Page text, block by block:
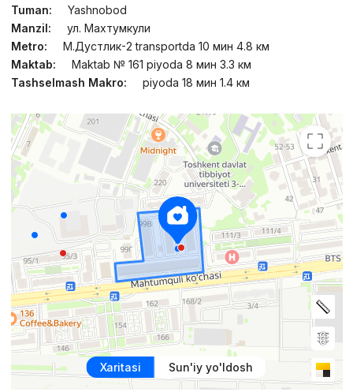
Tuman:
Yashnobod
Manzil:
ул. Махтумкули
Metro:
М.Дустлик-2 transportda 10 мин 4.8 км
Maktab:
Maktab № 161 piyoda 8 мин 3.3 км
Tashselmash Makro:
piyoda 18 мин 1.4 км
Xaritasi Sun'iy yo'ldosh